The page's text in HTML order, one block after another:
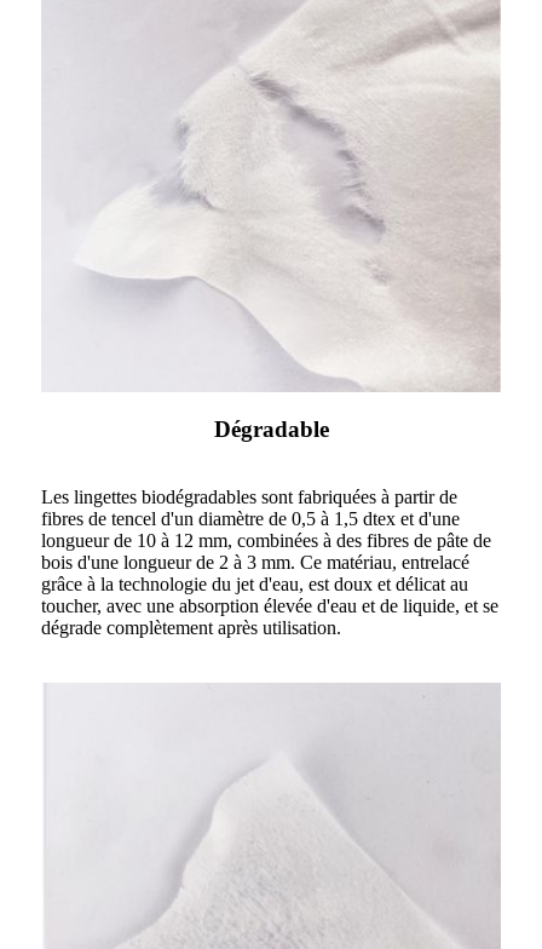
Dégradable
Les lingettes biodégradables sont fabriquées à partir de
fibres de tencel d'un diamètre de 0,5 à 1,5 dtex et d'une
longueur de 10 à 12 mm, combinées à des fibres de pâte de
bois d'une longueur de 2 à 3 mm. Ce matériau, entrelacé
grâce à la technologie du jet d'eau, est doux et délicat au
toucher, avec une absorption élevée d'eau et de liquide, et se
dégrade complètement après utilisation.